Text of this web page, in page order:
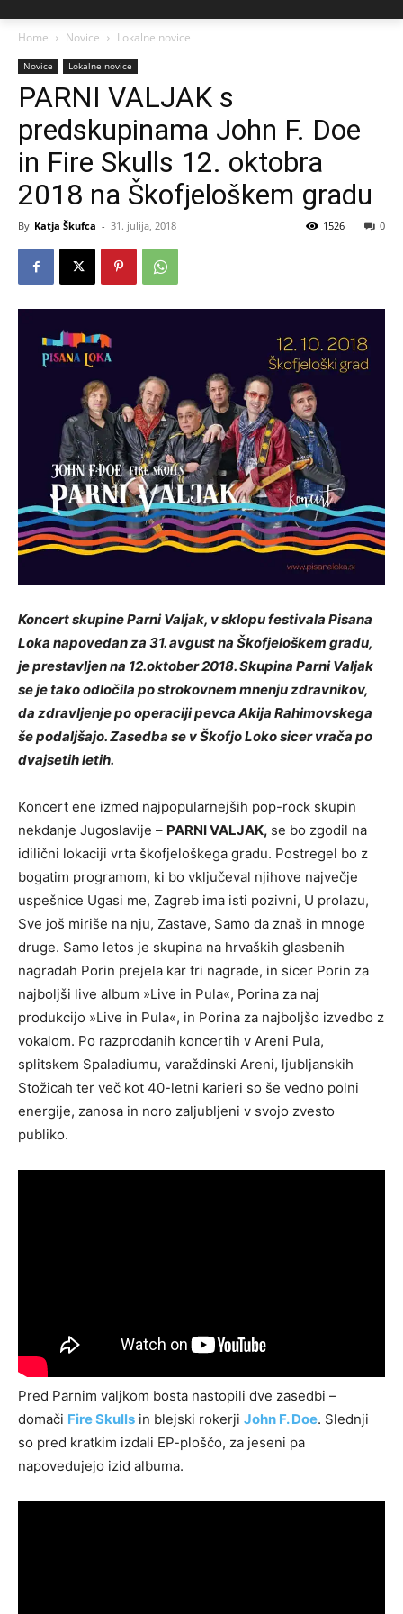
Home Novice Lokalne novice
Novice Lokalne novice
PARNI VALJAK s
predskupinama John F. Doe
in Fire Skulls 12. oktobra
2018 na Škofjeloškem gradu
By Katja Škufca - 31. julija, 2018 0
1526
Koncert skupine Parni Valjak, v sklopu festivala Pisana
Loka napovedan za 31. avgust na Škofjeloškem gradu,
je prestavljen na 12.oktober 2018. Skupina Parni Valjak
se je tako odločila po strokovnem mnenju zdravnikov,
da zdravljenje po operaciji pevca Akija Rahimovskega
še podaljšajo. Zasedba se v Škofjo Loko sicer vrača po
dvajsetih letih.
Koncert ene izmed najpopularnejših pop-rock skupin
nekdanje Jugoslavije – PARNI VALJAK, se bo zgodil na
idilični lokaciji vrta škofjeloškega gradu. Postregel bo z
bogatim programom, ki bo vključeval njihove največje
uspešnice Ugasi me, Zagreb ima isti pozivni, U prolazu,
Sve još miriše na nju, Zastave, Samo da znaš in mnoge
druge. Samo letos je skupina na hrvaških glasbenih
nagradah Porin prejela kar tri nagrade, in sicer Porin za
najboljši live album »Live in Pula«, Porina za naj
produkcijo »Live in Pula«, in Porina za najboljšo izvedbo z
vokalom. Po razprodanih koncertih v Areni Pula,
splitskem Spaladiumu, varaždinski Areni, ljubljanskih
Stožicah ter več kot 40-letni karieri so še vedno polni
energije, zanosa in noro zaljubljeni v svojo zvesto
publiko.
Pred Parnim valjkom bosta nastopili dve zasedbi –
domači Fire Skulls in blejski rokerji John F. Doe. Slednji
so pred kratkim izdali EP-ploščo, za jeseni pa
napovedujejo izid albuma.